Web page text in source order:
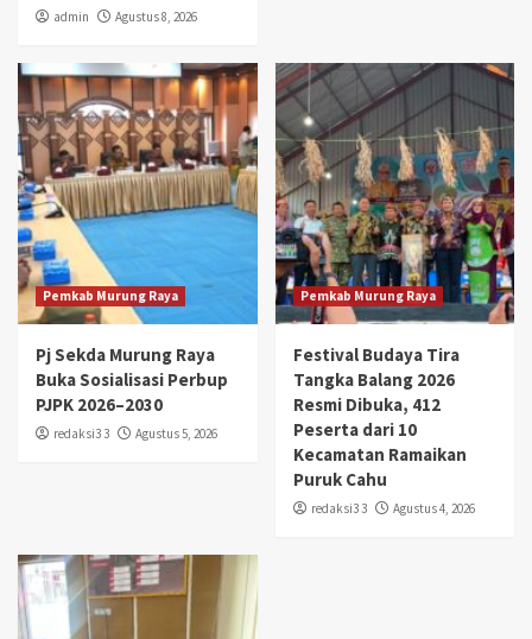
admin Agustus 8, 2026
Pemkab Murung Raya
Pj Sekda Murung Raya
Buka Sosialisasi Perbup
PJPK 2026–2030
redaksi3 3 Agustus 5, 2026
Pemkab Murung Raya
Festival Budaya Tira
Tangka Balang 2026
Resmi Dibuka, 412
Peserta dari 10
Kecamatan Ramaikan
Puruk Cahu
redaksi3 3 Agustus 4, 2026